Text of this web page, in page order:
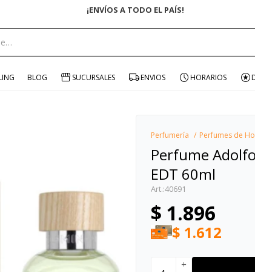
BLOG SUCURSALES ENVIOS HORARIOS
Perfumería Perfumes de
Perfume
EDT 60ml
40691
$ 1.896
$ 1.612
add